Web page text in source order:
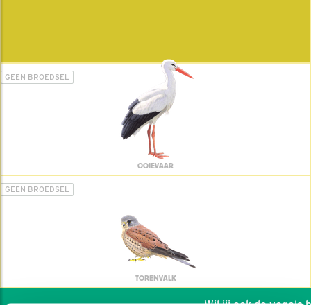
GEEN BROEDSEL
OOIEVAAR
GEEN BROEDSEL
TORENVALK